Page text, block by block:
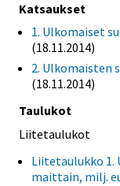
Katsaukset
1. Ulkomaiset
(18.11.2014)
2. Ulkomaisten
(18.11.2014)
Taulukot
Liitetaulukot
Liitetaulukko 1.
maittain, milj.